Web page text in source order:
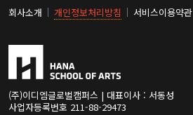
회사소개 개인정보처리방침 서비스이용약관
(주)이디엠글로벌캠퍼스 | 대표이사 : 서동성
사업자등록번호 211-88-29473